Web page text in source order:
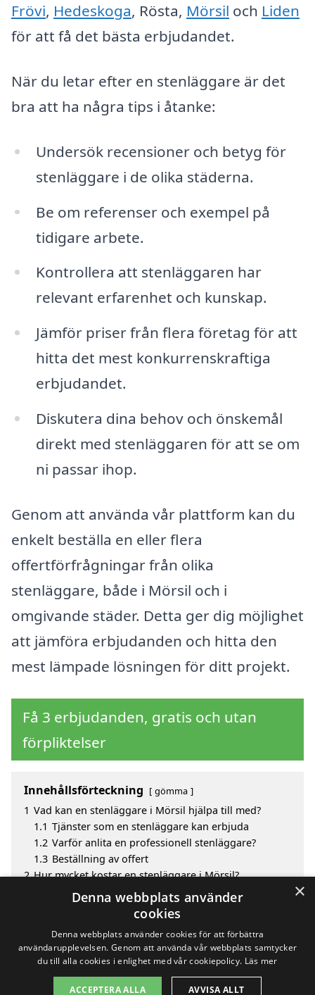
Frövi, Hedeskoga, Rösta, Mörsil och Liden
för att få det bästa erbjudandet.
När du letar efter en stenläggare är det
bra att ha några tips i åtanke:
Undersök recensioner och betyg för
stenläggare i de olika städerna.
Be om referenser och exempel på
tidigare arbete.
Kontrollera att stenläggaren har
relevant erfarenhet och kunskap.
Jämför priser från flera företag för att
hitta det mest konkurrenskraftiga
erbjudandet.
Diskutera dina behov och önskemål
direkt med stenläggaren för att se om
ni passar ihop.
Genom att använda vår plattform kan du
enkelt beställa en eller flera
offertförfrågningar från olika
stenläggare, både i Mörsil och i
omgivande städer. Detta ger dig möjlighet
att jämföra erbjudanden och hitta den
mest lämpade lösningen för ditt projekt.
Få 3 erbjudanden, gratis och utan
förpliktelser
Innehållsförteckning gömma
1 Vad kan en stenläggare i Mörsil hjälpa till med?
1.1 Tjänster som en stenläggare kan erbjuda
1.2 Varför anlita en professionell stenläggare?
1.3 Beställning av offert
2 Hur mycket kostar en stenläggare i Mörsil?
Fördelar med att välja stenläggare i Mörsil
Sök efter en skicklig stenläggare i de omgivande
Copyright 2026 - Pilanto Aps
×
Denna webbplats använder
cookies
Denna webbplats använder cookies för att förbättra
användarupplevelsen. Genom att använda vår webbplats samtycker
du till alla cookies i enlighet med vår cookiepolicy. Läs mer
ACCEPTERA ALLA AVVISA ALLT